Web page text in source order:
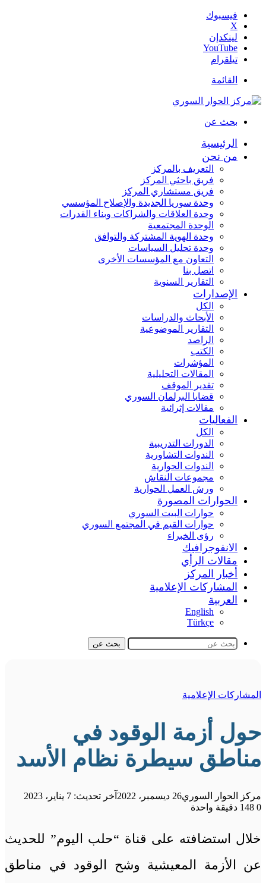
فيسبوك
‫X
لينكدإن
‫YouTube
تيلقرام
القائمة
بحث عن
الرئيسية
من نحن
التعريف بالمركز
فريق باحثي المركز
فريق مستشاري المركز
وحدة سوريا الجديدة والإصلاح المؤسسي
وحدة العلاقات والشراكات وبناء القدرات
الوحدة المجتمعية
وحدة الهوية المشتركة والتوافق
وحدة تحليل السياسات
التعاون مع المؤسسات الأخرى
اتصل بنا
التقارير السنوية
الإصدارات
الكل
الأبحاث والدراسات
التقارير الموضوعية
الراصد
الكتب
المؤشرات
المقالات التحليلية
تقدير الموقف
قضايا البرلمان السوري
مقالات إثرائية
الفعاليات
الكل
الدورات التدريبية
الندوات التشاورية
الندوات الحوارية
مجموعات النقاش
ورش العمل الحوارية
الحوارات المصورة
حوارات البيت السوري
حوارات القيم في المجتمع السوري
رؤى الخبراء
الانفوجرافيك
مقالات الرأي
أخبار المركز
المشاركات الإعلامية
العربية
English
Türkçe
بحث عن
المشاركات الإعلامية
حول أزمة الوقود في
مناطق سيطرة نظام الأسد
مركز الحوار السوري26 ديسمبر، 2022
آخر تحديث: 7 يناير، 2023
0
دقيقة واحدة
خلال استضافته على قناة “حلب اليوم” للحديث
عن الأزمة المعيشية وشح الوقود في مناطق